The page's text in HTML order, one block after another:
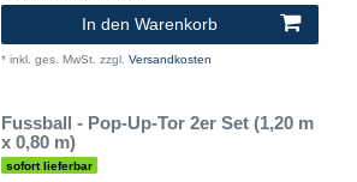
In den Warenkorb
* inkl. ges. MwSt. zzgl. Versandkosten
Fussball - Pop-Up-Tor 2er Set (1,20 m
x 0,80 m)
sofort lieferbar